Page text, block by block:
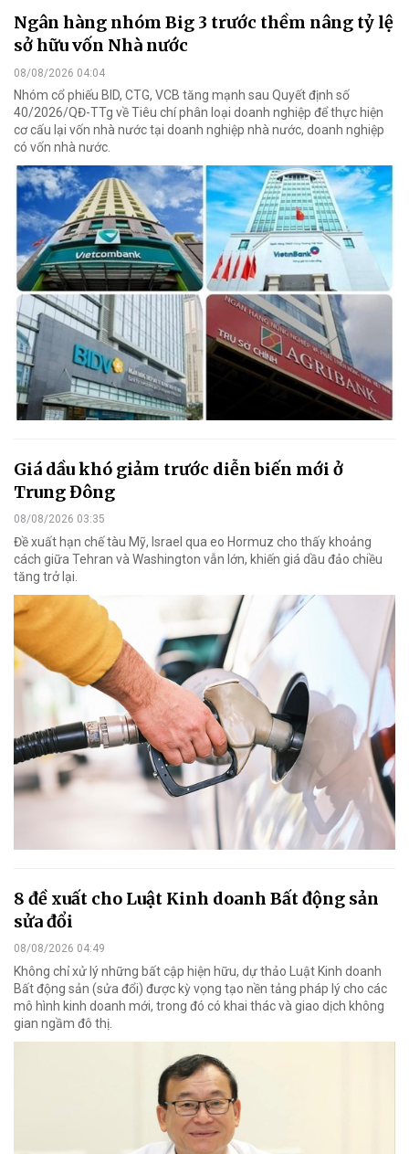
Ngân hàng nhóm Big 3 trước thềm nâng tỷ lệ
sở hữu vốn Nhà nước
08/08/2026 04:04
Nhóm cổ phiếu BID, CTG, VCB tăng mạnh sau Quyết định số
40/2026/QĐ-TTg về Tiêu chí phân loại doanh nghiệp để thực hiện
cơ cấu lại vốn nhà nước tại doanh nghiệp nhà nước, doanh nghiệp
có vốn nhà nước.
Giá dầu khó giảm trước diễn biến mới ở
Trung Đông
08/08/2026 03:35
Đề xuất hạn chế tàu Mỹ, Israel qua eo Hormuz cho thấy khoảng
cách giữa Tehran và Washington vẫn lớn, khiến giá dầu đảo chiều
tăng trở lại.
8 đề xuất cho Luật Kinh doanh Bất động sản
sửa đổi
08/08/2026 04:49
Không chỉ xử lý những bất cập hiện hữu, dự thảo Luật Kinh doanh
Bất động sản (sửa đổi) được kỳ vọng tạo nền tảng pháp lý cho các
mô hình kinh doanh mới, trong đó có khai thác và giao dịch không
gian ngầm đô thị.